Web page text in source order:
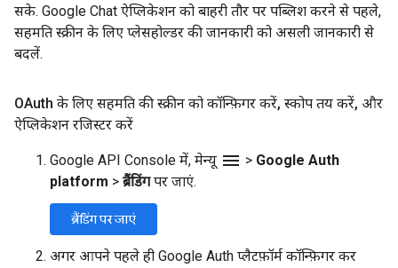
सके. Google Chat ऐप्लिकेशन को बाहरी तौर पर पब्लिश करने से पहले,
सहमति स्क्रीन के लिए प्लेसहोल्डर की जानकारी को असली जानकारी से
बदलें.
OAuth के लिए सहमति की स्क्रीन को कॉन्फ़िगर करें, स्कोप तय करें, और
ऐप्लिकेशन रजिस्टर करें
Google API Console में, मेन्यू menu > Google Auth
platform > ब्रैंडिंगपर जाएं.
ब्रैंडिंग पर जाएं
अगर आपने पहले ही Google Auth प्लैटफ़ॉर्म कॉन्फ़िगर कर